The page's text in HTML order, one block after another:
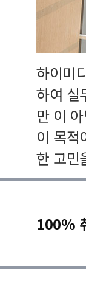
하이미
하여 실
만 이
이 목적
한 고민
100%